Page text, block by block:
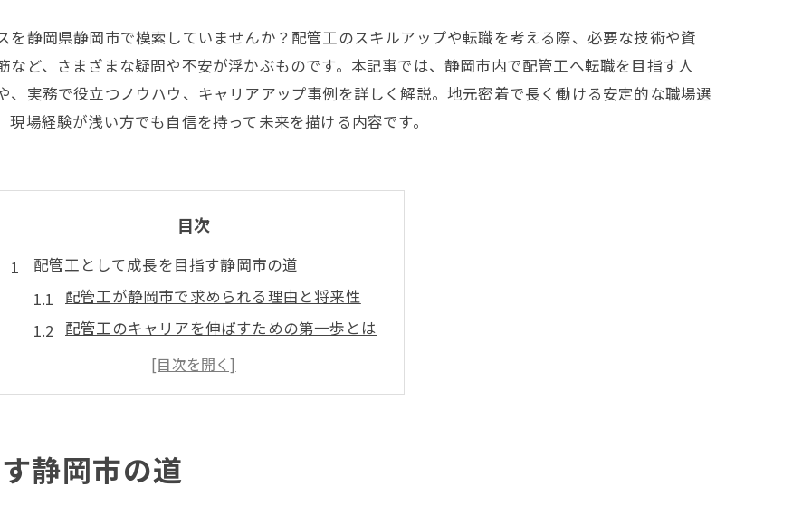
静岡県静岡市で模索していませんか？配管工のスキルアップや転職を考える際、必要な技術や資
ど、さまざまな疑問や不安が浮かぶものです。本記事では、静岡市内で配管工へ転職を目指す人
実務で役立つノウハウ、キャリアアップ事例を詳しく解説。地元密着で長く働ける安定的な職場選
場経験が浅い方でも自信を持って未来を描ける内容です。
目次
配管工として成長を目指す静岡市の道
配管工が静岡市で求められる理由と将来性
配管工のキャリアを伸ばすための第一歩とは
静岡市で配管工として働く魅力と注意点
配管工の現場経験が成長につながる仕組み
未経験から始める配管工キャリア構築法
未経験から配管工になるための準備とは
静岡市の道